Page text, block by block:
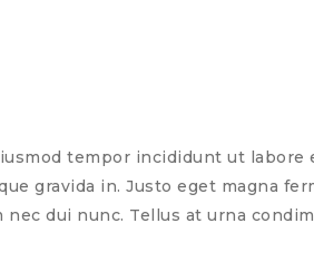
tempor incididunt ut
gravida in. Justo eget magna
dui nunc. Tellus at urna